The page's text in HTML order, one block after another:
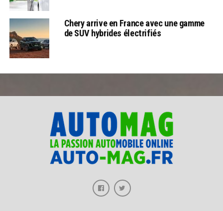
Chery arrive en France avec une gamme
de SUV hybrides électrifiés